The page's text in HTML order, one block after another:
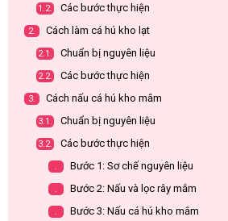
1.2. Các bước thực hiện
2. Cách làm cá hú kho lạt
2.1. Chuẩn bị nguyên liệu
2.2. Các bước thực hiện
3. Cách nấu cá hú kho mắm
3.1. Chuẩn bị nguyên liệu
3.2. Các bước thực hiện
. Bước 1: Sơ chế nguyên liệu
. Bước 2: Nấu và lọc rây mắm
. Bước 3: Nấu cá hú kho mắm